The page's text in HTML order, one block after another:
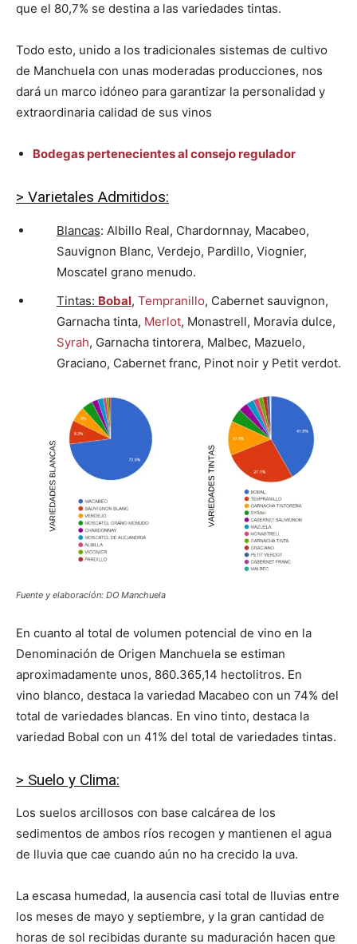
que el 80,7% se destina a las variedades tintas.
Todo esto, unido a los tradicionales sistemas de cultivo
de Manchuela con unas moderadas producciones, nos
dará un marco idóneo para garantizar la personalidad y
extraordinaria calidad de sus vinos
Bodegas pertenecientes al consejo regulador
> Varietales Admitidos:
Blancas: Albillo Real, Chardornnay, Macabeo,
Sauvignon Blanc, Verdejo, Pardillo, Viognier,
Moscatel grano menudo.
Tintas: Bobal, Tempranillo, Cabernet sauvignon,
Garnacha tinta, Merlot, Monastrell, Moravia dulce,
Syrah, Garnacha tintorera, Malbec, Mazuelo,
Graciano, Cabernet franc, Pinot noir y Petit verdot.
Fuente y elaboración: DO Manchuela
En cuanto al total de volumen potencial de vino en la
Denominación de Origen Manchuela se estiman
aproximadamente unos, 860.365,14 hectolitros. En
vino blanco, destaca la variedad Macabeo con un 74% del
total de variedades blancas. En vino tinto, destaca la
variedad Bobal con un 41% del total de variedades tintas.
> Suelo y Clima:
Los suelos arcillosos con base calcárea de los
sedimentos de ambos ríos recogen y mantienen el agua
de lluvia que cae cuando aún no ha crecido la uva.
La escasa humedad, la ausencia casi total de lluvias entre
los meses de mayo y septiembre, y la gran cantidad de
horas de sol recibidas durante su maduración hacen que